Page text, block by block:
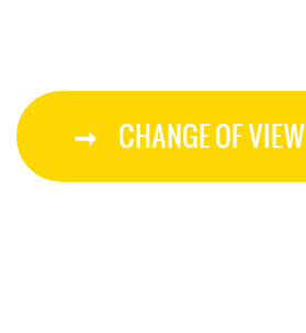
CHANGE OF VIEW